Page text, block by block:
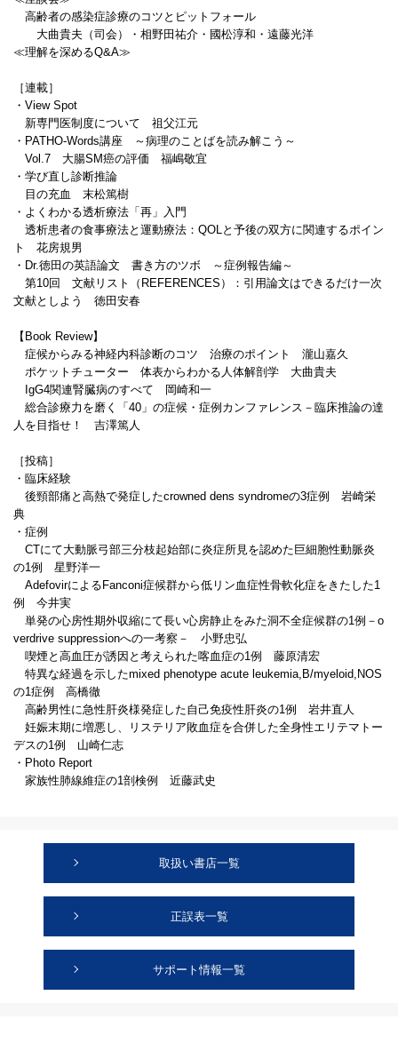
高齢者の感染症診療のコツとピットフォール
大曲貴夫（司会）・相野田祐介・國松淳和・遠藤光洋
≪理解を深めるQ&A≫
［連載］
・View Spot
新専門医制度について 祖父江元
・PATHO-Words講座 ～病理のことばを読み解こう～
Vol.7 大腸SM癌の評価 福嶋敬宜
・学び直し診断推論
目の充血 末松篤樹
・よくわかる透析療法「再」入門
透析患者の食事療法と運動療法：QOLと予後の双方に関連するポイン
ト 花房規男
・Dr.徳田の英語論文 書き方のツボ ～症例報告編～
第10回 文献リスト（REFERENCES）：引用論文はできるだけ一次
文献としよう 徳田安春
【Book Review】
症候からみる神経内科診断のコツ 治療のポイント 瀧山嘉久
ポケットチューター 体表からわかる人体解剖学 大曲貴夫
IgG4関連腎臓病のすべて 岡崎和一
総合診療力を磨く「40」の症候・症例カンファレンス－臨床推論の達
人を目指せ！ 吉澤篤人
［投稿］
・臨床経験
後頸部痛と高熱で発症したcrowned dens syndromeの3症例 岩崎栄
典
・症例
CTにて大動脈弓部三分枝起始部に炎症所見を認めた巨細胞性動脈炎
の1例 星野洋一
AdefovirによるFanconi症候群から低リン血症性骨軟化症をきたした1
例 今井実
単発の心房性期外収縮にて長い心房静止をみた洞不全症候群の1例－o
verdrive suppressionへの一考察－ 小野忠弘
喫煙と高血圧が誘因と考えられた喀血症の1例 藤原清宏
特異な経過を示したmixed phenotype acute leukemia,B/myeloid,NOS
の1症例 高橋徹
高齢男性に急性肝炎様発症した自己免疫性肝炎の1例 岩井直人
妊娠末期に増悪し、リステリア敗血症を合併した全身性エリテマトー
デスの1例 山崎仁志
・Photo Report
家族性肺線維症の1剖検例 近藤武史
取扱い書店一覧
正誤表一覧
サポート情報一覧